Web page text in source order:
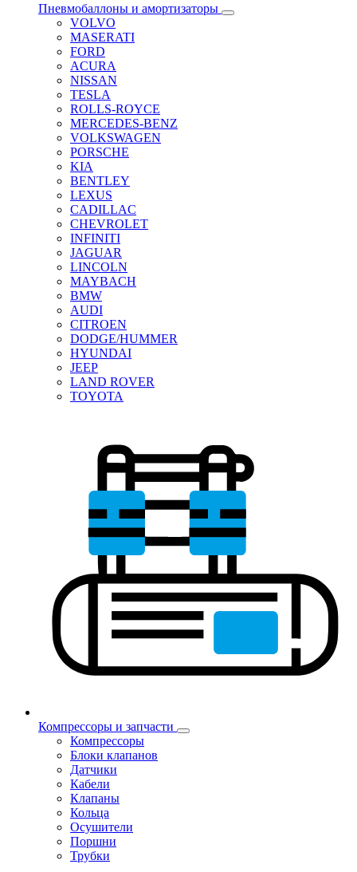
Пневмобаллоны и амортизаторы
VOLVO
MASERATI
FORD
ACURA
NISSAN
TESLA
ROLLS-ROYCE
MERCEDES-BENZ
VOLKSWAGEN
PORSCHE
KIA
BENTLEY
LEXUS
CADILLAC
CHEVROLET
INFINITI
JAGUAR
LINCOLN
MAYBACH
BMW
AUDI
CITROEN
DODGE/HUMMER
HYUNDAI
JEEP
LAND ROVER
TOYOTA
Компрессоры и запчасти
Компрессоры
Блоки клапанов
Датчики
Кабели
Клапаны
Кольца
Осушители
Поршни
Трубки